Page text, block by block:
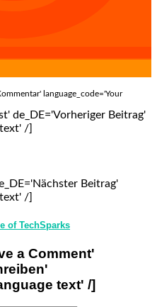
language_code='Your
de_DE='Vorheriger Beitrag'
text' /]
Beitrag'
text' /]
of TechSparks
a Comment'
text' /]